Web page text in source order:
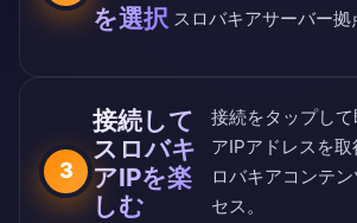
を選択 スロバキアサーバー拠
3
接続して
スロバキ
アIPを楽
しむ
接続をタップし
アIPアドレスを
ロバキアコンテ
セス。